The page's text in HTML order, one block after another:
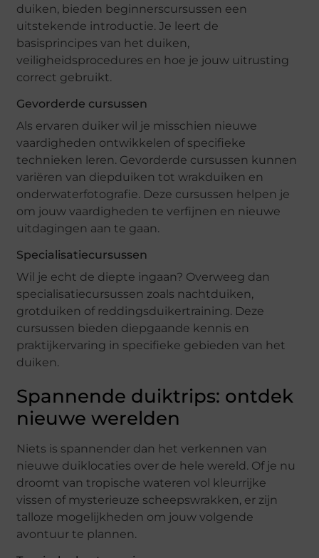
duiken, bieden beginnerscursussen een
uitstekende introductie. Je leert de
basisprincipes van het duiken,
veiligheidsprocedures en hoe je jouw uitrusting
correct gebruikt.
Gevorderde cursussen
Als ervaren duiker wil je misschien nieuwe
vaardigheden ontwikkelen of specifieke
technieken leren. Gevorderde cursussen kunnen
variëren van diepduiken tot wrakduiken en
onderwaterfotografie. Deze cursussen helpen je
om jouw vaardigheden te verfijnen en nieuwe
uitdagingen aan te gaan.
Specialisatiecursussen
Wil je echt de diepte ingaan? Overweeg dan
specialisatiecursussen zoals nachtduiken,
grotduiken of reddingsduikertraining. Deze
cursussen bieden diepgaande kennis en
praktijkervaring in specifieke gebieden van het
duiken.
Spannende duiktrips: ontdek
nieuwe werelden
Niets is spannender dan het verkennen van
nieuwe duiklocaties over de hele wereld. Of je nu
droomt van tropische wateren vol kleurrijke
vissen of mysterieuze scheepswrakken, er zijn
talloze mogelijkheden om jouw volgende
avontuur te plannen.